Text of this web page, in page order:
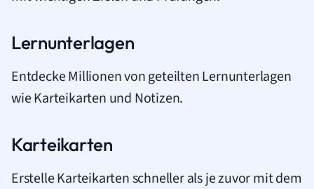
Lernunterlagen
Entdecke Millionen von geteilten Lernunterlagen
wie Karteikarten und Notizen.
Karteikarten
Erstelle Karteikarten schneller als je zuvor mit dem